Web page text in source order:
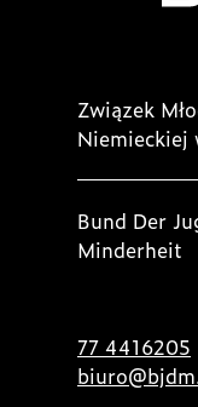
Związek
Niemieckiej
Bund Der
Minderheit
77 4416205